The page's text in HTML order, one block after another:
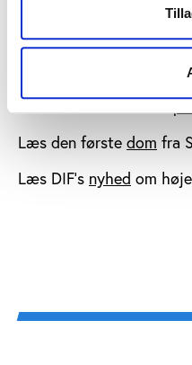
Læs mere om
Læs Alt for Damernes
Læs den første dom fra
Læs DIF's nyhed om